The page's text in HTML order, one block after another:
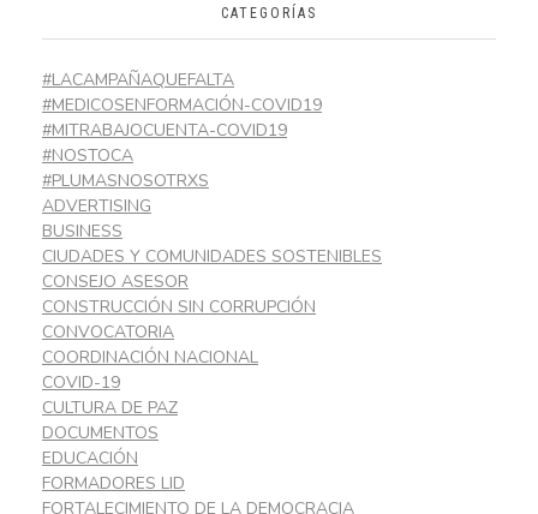
CATEGORÍAS
#LACAMPAÑAQUEFALTA
#MEDICOSENFORMACIÓN-COVID19
#MITRABAJOCUENTA-COVID19
#NOSTOCA
#PLUMASNOSOTRXS
ADVERTISING
BUSINESS
CIUDADES Y COMUNIDADES SOSTENIBLES
CONSEJO ASESOR
CONSTRUCCIÓN SIN CORRUPCIÓN
CONVOCATORIA
COORDINACIÓN NACIONAL
COVID-19
CULTURA DE PAZ
DOCUMENTOS
EDUCACIÓN
FORMADORES LID
FORTALECIMIENTO DE LA DEMOCRACIA